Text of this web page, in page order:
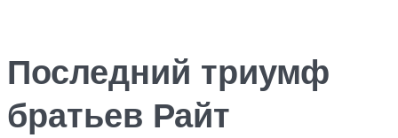
Последний триумф
братьев Райт